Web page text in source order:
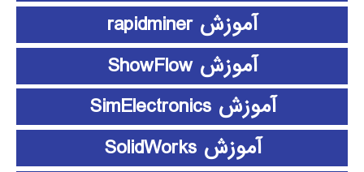
آموزش rapidminer
آموزش ShowFlow
آموزش SimElectronics
آموزش SolidWorks